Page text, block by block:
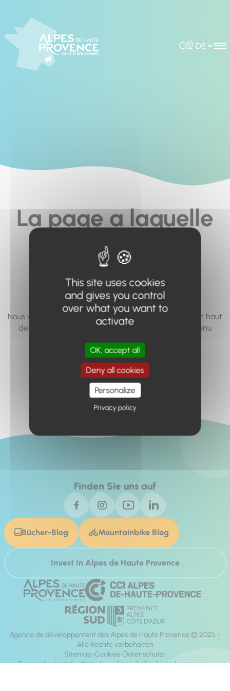
Rechercher
Choisir la
La page a laquelle
vous cherchez à
accéder n'existe
pas... ou plus.
Nous vous invitons à utiliser le moteur de recherche en haut
de page, ou à utiliser le menu pour trouver le contenu
Retour à l'accueil
Finden Sie uns auf
Bücher-Blog Mountainbike Blog
Invest In Alpes de Haute Provence
Agence de développement des Alpes de Haute Provence © 2025 -
Alle Rechte vorbehalten
Sitemap Cookies Datenschutz
Barrierefreiheit der Website: vollständig konform Impressum
This site uses cookies
and gives you control
over what you want to
activate
OK, accept all
Deny all cookies
Personalize
Privacy policy